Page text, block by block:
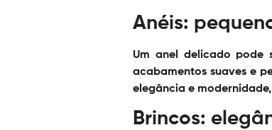
Anéis:
Um anel delicado pode
acabamentos suaves e
elegância e
Brincos: